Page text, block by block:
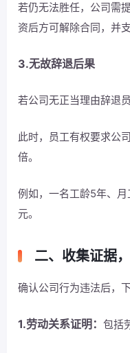
若仍无法胜任，公司需
资后方可解除合同，并
3.无故辞退后果
若公司无正当理由辞退
此时，员工有权要求公
倍。
例如，一名工龄5年、
元。
二、收集证据
确认公司行为违法后，
1.劳动关系证明： 包括